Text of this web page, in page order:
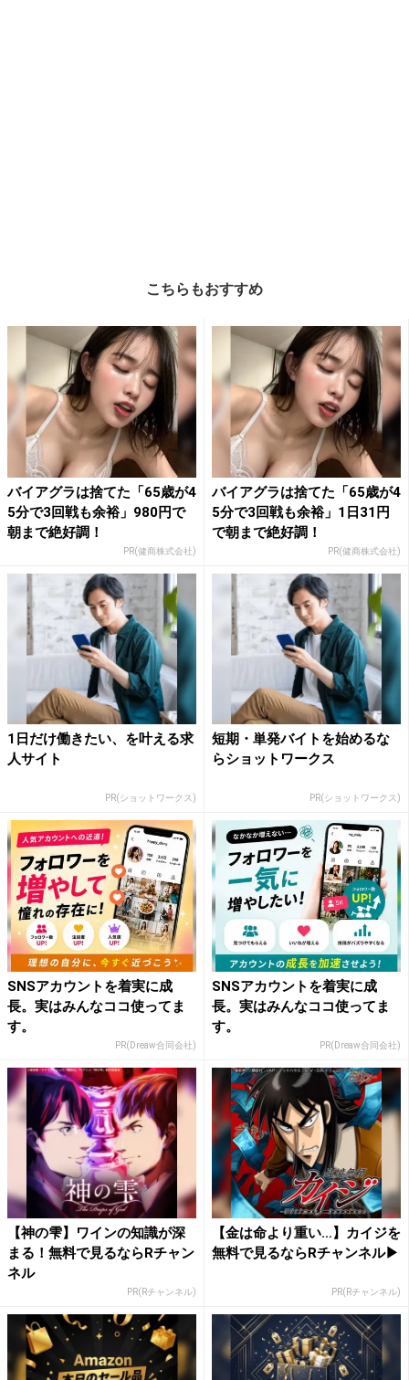
こちらもおすすめ
バイアグラは捨てた「65歳が4
5分で3回戦も余裕」980円で
朝まで絶好調！
PR(健商株式会社)
バイアグラは捨てた「65歳が4
5分で3回戦も余裕」1日31円
で朝まで絶好調！
PR(健商株式会社)
1日だけ働きたい、を叶える求
人サイト
PR(ショットワークス)
短期・単発バイトを始めるな
らショットワークス
PR(ショットワークス)
SNSアカウントを着実に成
長。実はみんなココ使ってま
す。
PR(Dreaw合同会社)
SNSアカウントを着実に成
長。実はみんなココ使ってま
す。
PR(Dreaw合同会社)
【神の雫】ワインの知識が深
まる！無料で見るならRチャン
ネル
PR(Rチャンネル)
【金は命より重い…】カイジを
無料で見るならRチャンネル▶︎
PR(Rチャンネル)